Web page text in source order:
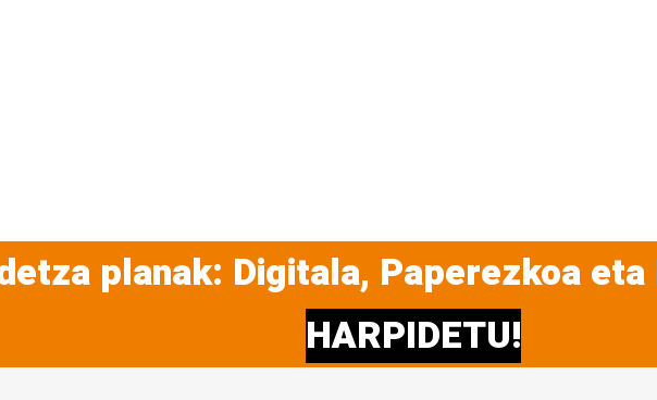
planak: Digitala, Paperezkoa
HARPIDETU!